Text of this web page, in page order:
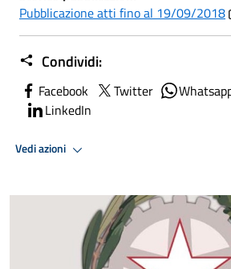
Pubblicazione atti fino al 19/09/2018
Condividi:
Facebook Twitter
LinkedIn
Vedi azioni